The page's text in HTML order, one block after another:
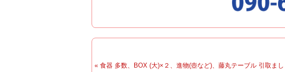
« 食器 多数、BOX (大)×２、進物(壺など)、藤丸テーブル 引取まし